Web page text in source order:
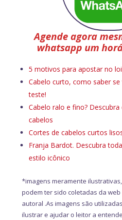
Agende agora
whatsapp um
5 motivos para apostar no
Cabelo curto, como saber
teste!
Cabelo ralo e fino?
cabelos
Cortes de cabelos curtos
Franja Bardot. Descubra
estilo icônico
*imagens meramente
podem ter sido coletadas da
autoral .As imagens são
ilustrar e ajudar o leitor a